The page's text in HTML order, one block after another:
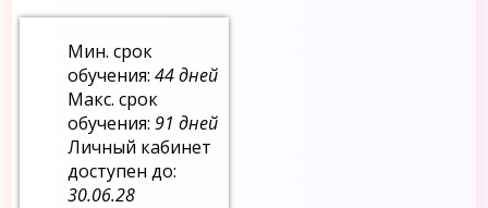
Мин. срок
обучения:44 дней
Макс. срок
обучения:91 дней
Личный кабинет
доступен до:
30.06.28